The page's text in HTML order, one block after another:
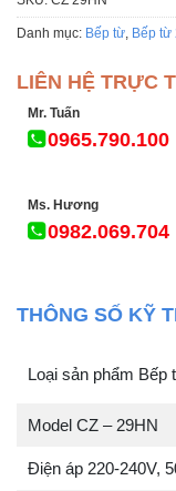
Danh mục: Bếp từ, Bếp từ
LIÊN HỆ TRỰC
Mr. Tuấn
0965.790.100
Ms. Hương
0982.069.704
THÔNG SỐ KỸ
Loại sản phẩm Bếp
Model CZ – 29HN
Điện áp 220-240V,